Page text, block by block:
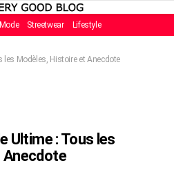
Mode Streetwear Lifestyle
les Modèles, Histoire et Anecdote
Ultime : Tous les
Anecdote